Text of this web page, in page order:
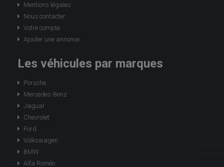
Mentions légales
Nous contacter
Votre compte
Ajouter une annonce
Les véhicules par marques
Porsche
Mercedes-Benz
Jaguar
Chevrolet
Ford
Volkswagen
BMW
Alfa Roméo